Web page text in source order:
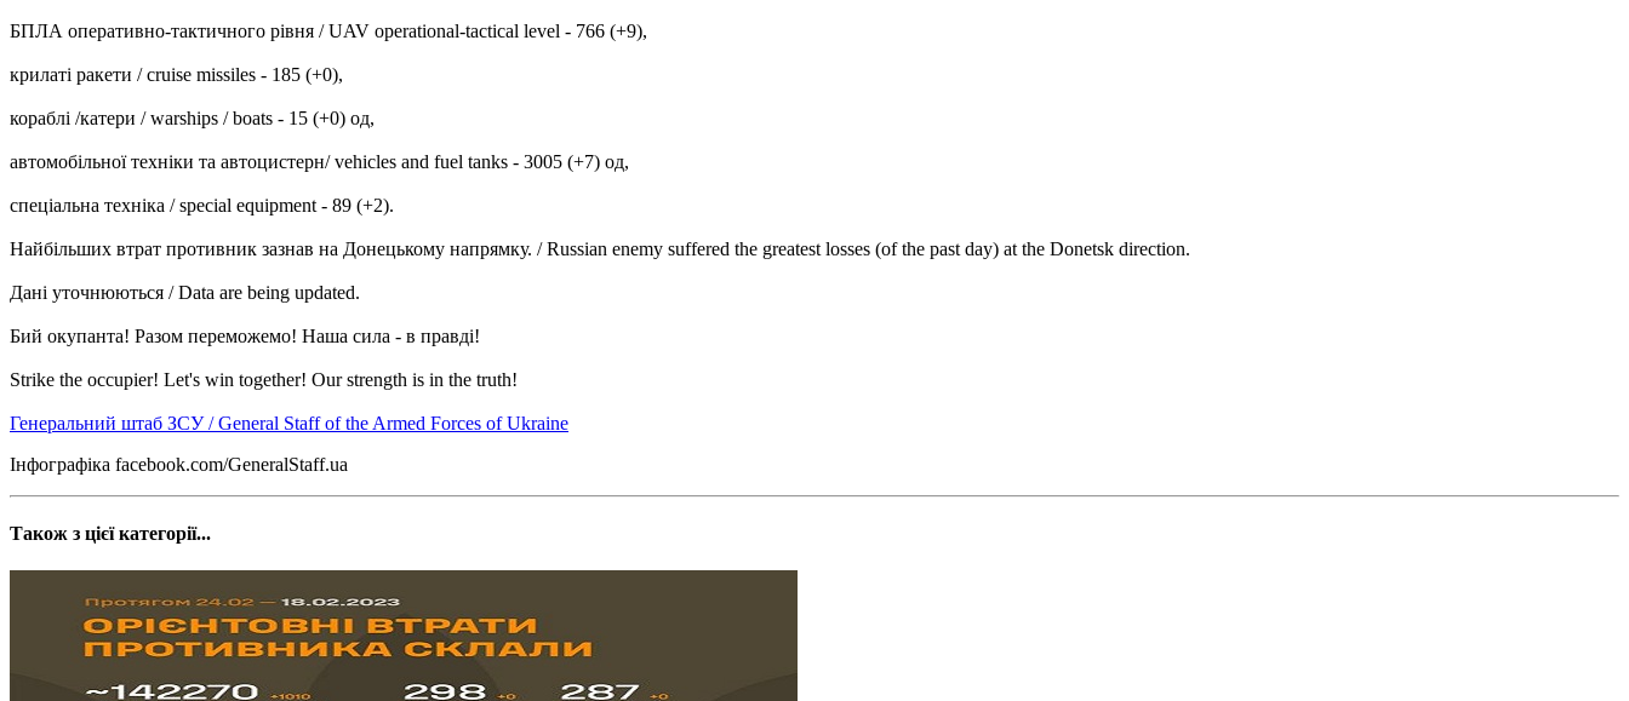
БПЛА оперативно-тактичного рівня / UAV operational-tactical level - 766 (+9),
крилаті ракети / cruise missiles - 185 (+0),
кораблі /катери / warships / boats - 15 (+0) од,
автомобільної техніки та автоцистерн/ vehicles and fuel tanks - 3005 (+7) од,
спеціальна техніка / special equipment - 89 (+2).
Найбільших втрат противник зазнав на Донецькому напрямку. / Russian enemy suffered the greatest losses (of the past day) at the Donetsk direction.
Дані уточнюються / Data are being updated.
Бий окупанта! Разом переможемо! Наша сила - в правді!
Strike the occupier! Let's win together! Our strength is in the truth!
Генеральний штаб ЗСУ / General Staff of the Armed Forces of Ukraine
Інфографіка facebook.com/GeneralStaff.ua
Також з цієї категорії...